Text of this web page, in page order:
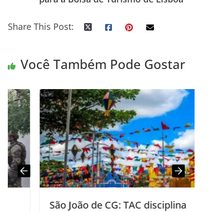
Share This Post:
Você Também Pode Gostar
São João de CG: TAC disciplina